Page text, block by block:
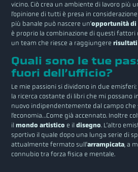
vicino. Ciò crea un ambiente di lavoro più
l’opinione di tutti è presa in
più banale può nascere un’opportunità di
è proprio la combinazione di questi fattori
un team che riesce a raggiungere
Quali sono le tue
fuori dell’ufficio?
Le mie passioni si dividono in due
la ricerca costante di libri che mi possano
nuovo indipendentemente dal campo che
l’economia…Come già accennato. Inoltre
ilmondo artistico e ildisegno. L’altro
sportivo il quale dopo una lunga serie di
attualmente fermato sull’arrampicata, a
connubio tra forza fisica e mentale.